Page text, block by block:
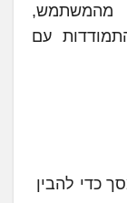
מהמשתמש,
עם
כדי להבין